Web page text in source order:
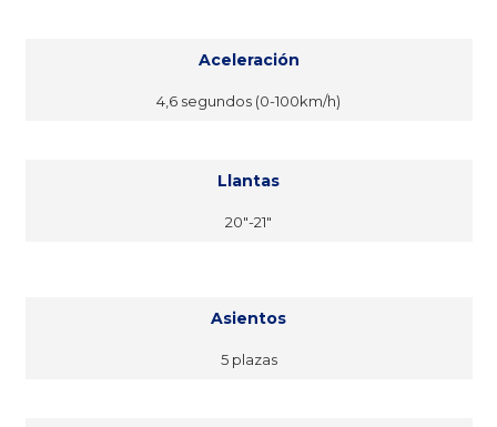
Aceleración
4,6 segundos (0-100km/h)
Llantas
20″-21″
Asientos
5 plazas